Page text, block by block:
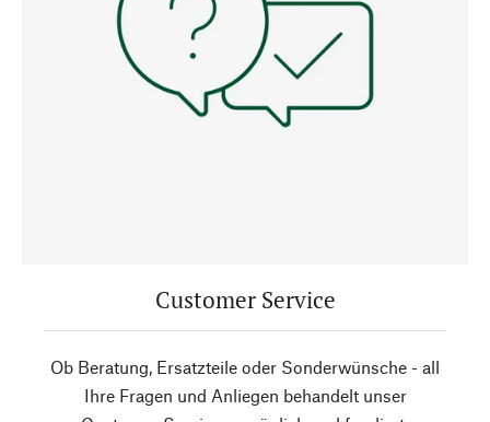
Customer Service
Ob Beratung, Ersatzteile oder Sonderwünsche - all
Ihre Fragen und Anliegen behandelt unser